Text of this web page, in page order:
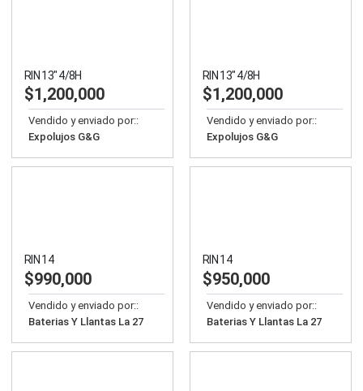
RIN 13″ 4/8H
$1,200,000
Vendido y enviado por::
Expolujos G&G
RIN 13″ 4/8H
$1,200,000
Vendido y enviado por::
Expolujos G&G
RIN 14
$990,000
Vendido y enviado por::
Baterias Y Llantas La 27
RIN 14
$950,000
Vendido y enviado por::
Baterias Y Llantas La 27